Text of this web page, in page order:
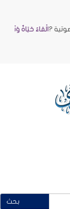
الْمَاءُ حَيَاةٌ وَنَمَاءٌ?
بحث